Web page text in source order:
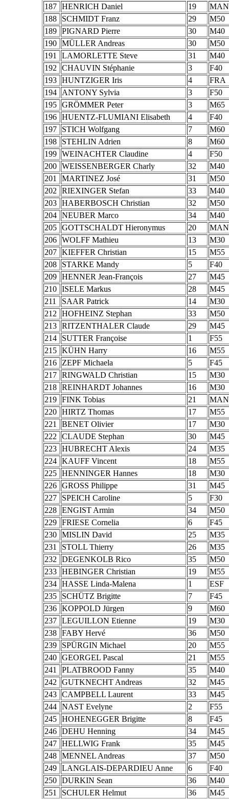
187
HENRICH Daniel 19
MAN
188
SCHMIDT Franz 29
M50
189
PIGNARD Pierre 30
M40
190
MÜLLER Andreas 30
M50
191
LAMORLETTE Steve 31
M40
192
CHAUVIN Stéphanie 3
F40
193
HUNTZIGER Iris 4
FRA
194
ANTONY Sylvia 3
F50
195
GRÖMMER Peter 3
M65
196
HUENTZ-FLUMIANI Elisabeth 4
F40
197
STICH Wolfgang 7
M60
198
STEHLIN Adrien 8
M60
199
WEINACHTER Claudine 4
F50
200
WEISSENBERGER Charly 32
M40
201
MARTINEZ José 31
M50
202
RIEXINGER Stefan 33
M40
203
HABERBOSCH Christian 32
M50
204
NEUBER Marco 34
M40
205
GOTTSCHALDT Hieronymus 20
MAN
206
WOLFF Mathieu 13
M30
207
KIEFFER Christian 15
M55
208
STARKE Mandy 5
F40
209
HENNER Jean-François 27
M45
210
ISELE Markus 28
M45
211
SAAR Patrick 14
M30
212
HOFHEINZ Stephan 33
M50
213
RITZENTHALER Claude 29
M45
214
SUTTER Françoise 1
F55
215
KÜHN Harry 16
M55
216
ZEPF Michaela 5
F45
217
RINGWALD Christian 15
M30
218
REINHARDT Johannes 16
M30
219
FINK Tobias 21
MAN
220
HIRTZ Thomas 17
M55
221
BENET Olivier 17
M30
222
CLAUDE Stephan 30
M45
223
HUBRECHT Alexis 24
M35
224
KAUFF Vincent 18
M55
225
HENNINGER Hannes 18
M30
226
GROSS Philippe 31
M45
227
SPEICH Caroline 5
F30
228
ENGIST Armin 34
M50
229
FRIESE Cornelia 6
F45
230
MISLIN David 25
M35
231
STOLL Thierry 26
M35
232
DEGENKOLB Rico 35
M50
233
HEBINGER Christian 19
M55
234
HASSE Linda-Malena 1
ESF
235
SCHÜTZ Brigitte 7
F45
236
KOPPOLD Jürgen 9
M60
237
LEGUILLON Etienne 19
M30
238
FABY Hervé 36
M50
239
SPÜRGIN Michael 20
M55
240
GEORGEL Pascal 21
M55
241
PLATBROOD Fanny 35
M40
242
GUTKNECHT Andreas 32
M45
243
CAMPBELL Laurent 33
M45
244
NAST Evelyne 2
F55
245
HOHENEGGER Brigitte 8
F45
246
DEHU Henning 34
M45
247
HELLWIG Frank 35
M45
248
MENNEL Andreas 37
M50
249
LANGLAIS-DEPARDIEU Anne 6
F40
250
DURKIN Sean 36
M40
251
SCHULER Helmut 36
M45